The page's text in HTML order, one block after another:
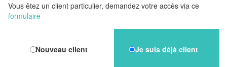
Vous êtez un client particulier, demandez votre accès via ce
formulaire
Nouveau client Je suis déjà client